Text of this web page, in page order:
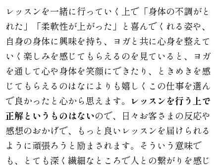
レッスンを一緒に行っていく上で「身体の不調がと
れた」「柔軟性が上がった」と喜んでくれる姿や、
自身の身体に興味を持ち、ヨガと共に心身を整えて
いく楽しみを感じてもらえるのを見ていると、ヨガ
を通して心や身体を笑顔にできたり、ときめきを感
じてもらえるのはなによりも嬉しくこの仕事を選ん
で良かったと心から思えます。 レッスンを行う上で
正解というものはないので、日々お客さまの反応や
感想のおかげで、もっと良いレッスンを届けられる
ように頑張ろうと励まされます。そういう意味で
も、とても深く繊細なところで人との繋がりを感じ